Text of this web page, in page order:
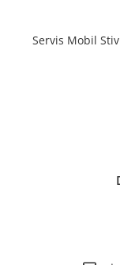
Servis Mobil